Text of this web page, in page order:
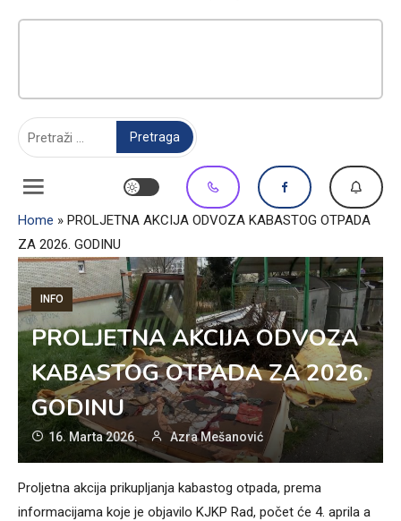
Home » PROLJETNA AKCIJA ODVOZA KABASTOG OTPADA
ZA 2026. GODINU
INFO
PROLJETNA AKCIJA ODVOZA
KABASTOG OTPADA ZA 2026.
GODINU
16. Marta 2026. Azra Mešanović
Proljetna akcija prikupljanja kabastog otpada, prema
informacijama koje je objavilo KJKP Rad, počet će 4. aprila a